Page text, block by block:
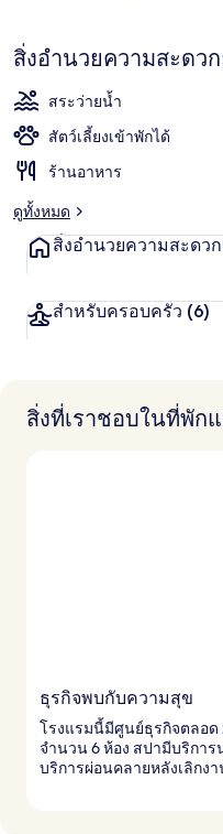
สิ่งอำนวยความสะดว
สระว่ายน้ำ
สัตว์เลี้ยงเข้าพักได้
ร้านอาหาร
ดูทั้งหมด
สิ่งอำนวยความสะดว
สำหรับครอบครัว (6)
สิ่งที่เราชอบในที่พัก
ธุรกิจพบกับความสุข
โรงแรมนี้มีศูนย์ธุรกิจตลอด
จำนวน 6 ห้อง สปามีบริกา
บริการผ่อนคลายหลังเลิกง